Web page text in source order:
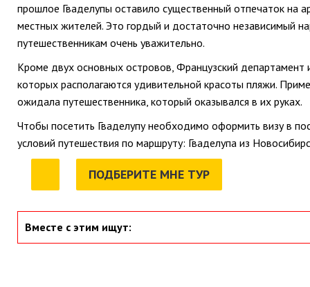
прошлое Гваделупы оставило существенный отпечаток на
местных жителей. Это гордый и достаточно независимый
путешественникам очень уважительно.
Кроме двух основных островов, Французский
которых располагаются удивительной красоты пляжи.
ожидала путешественника, который оказывался в их руках.
Чтобы посетить Гваделупу необходимо оформить визу в
условий путешествия по маршруту: Гваделупа из
ПОДБЕРИТЕ МНЕ ТУР
Вместе с этим ищут: